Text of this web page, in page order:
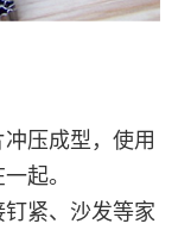
压成型，使用
起。
紧、沙发等家